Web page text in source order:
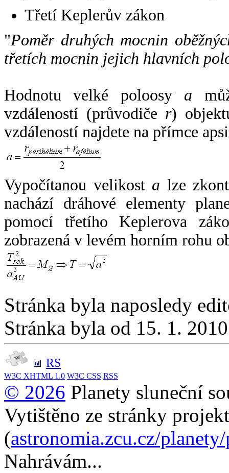
Třetí Keplerův zákon
"Poměr druhých mocnin
třetích mocnin jejich hlavních
Hodnotu velké poloosy a
vzdáleností (průvodiče r)
vzdáleností najdete na přímce
Vypočítanou velikost a lze
nachází dráhové elementy
pomocí třetího Keplerova
zobrazená v levém horním rohu
Stránka byla naposledy
Stránka byla od 15. 1.
RS
W3C XHTML 1.0 W3C CSS RSS
© 2026 Planety sluneční
Vytištěno ze stránky
(astronomia.zcu.cz/
Nahrávám...